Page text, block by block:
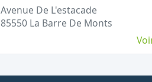
Avenue De L'estacade
85550 La Barre De Monts